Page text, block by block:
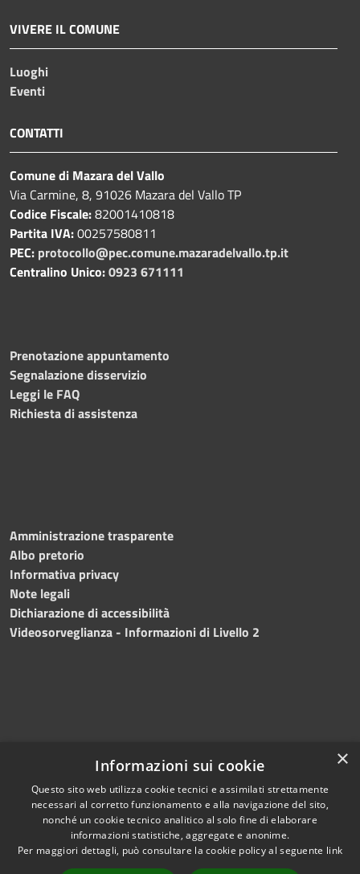
VIVERE IL COMUNE
Luoghi
Eventi
CONTATTI
Comune di Mazara del Vallo
Via Carmine, 8, 91026 Mazara del Vallo TP
Codice Fiscale:82001410818
Partita IVA:00257580811
PEC: protocollo@pec.comune.mazaradelvallo.tp.it
Centralino Unico:0923 671111
Prenotazione appuntamento
Segnalazione disservizio
Leggi le FAQ
Richiesta di assistenza
Amministrazione trasparente
Albo pretorio
Informativa privacy
Note legali
Dichiarazione di accessibilità
Videosorveglianza - Informazioni di Livello 2
Accessibilità
Privacy
Copyright © 2024 •
Comune di Mazara del
Vallo• Powered
×
Informazioni sui cookie
Questo sito web utilizza cookie tecnici e assimilati strettamente
necessari al corretto funzionamento e alla navigazione del sito,
nonché un cookie tecnico analitico al solo fine di elaborare
informazioni statistiche, aggregate e anonime.
Per maggiori dettagli, può consultare la cookie policy al seguente link